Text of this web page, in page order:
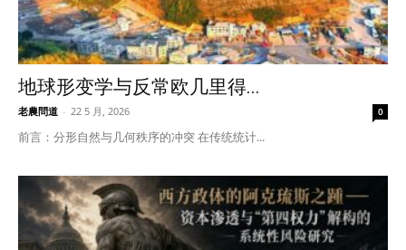
地球形变学与反常欧几里得...
老農問道 - 22 5 月, 2026 0
前言：分形自然与几何秩序的冲突 在传统统计...